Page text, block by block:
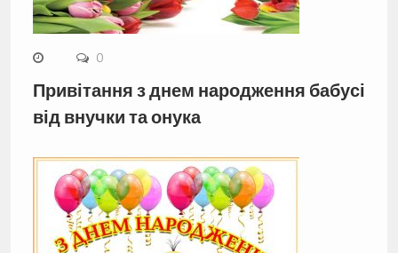
0
Привітання з днем народження бабусі
від внучки та онука